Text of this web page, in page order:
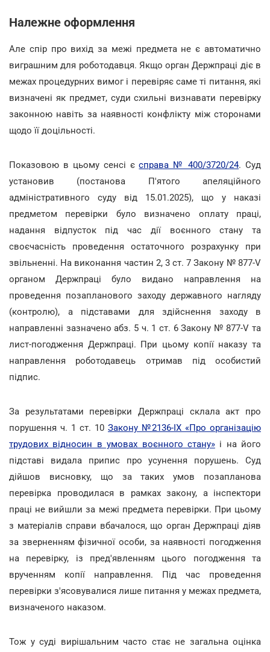
Належне оформлення
Але спір про вихід за межі предмета не є автоматично
виграшним для роботодавця. Якщо орган Держпраці діє в
межах процедурних вимог і перевіряє саме ті питання, які
визначені як предмет, суди схильні визнавати перевірку
законною навіть за наявності конфлікту між сторонами
щодо її доцільності.
Показовою в цьому сенсі єсправа № 400/3720/24. Суд
установив (постанова П'ятого апеляційного
адміністративного суду від 15.01.2025), що у наказі
предметом перевірки було визначено оплату праці,
надання відпусток під час дії воєнного стану та
своєчасність проведення остаточного розрахунку при
звільненні. На виконання частин 2, 3 ст. 7 Закону № 877-V
органом Держпраці було видано направлення на
проведення позапланового заходу державного нагляду
(контролю), а підставами для здійснення заходу в
направленні зазначено абз. 5 ч. 1 ст. 6 Закону № 877-V та
лист-погодження Держпраці. При цьому копії наказу та
направлення роботодавець отримав під особистий
підпис.
За результатами перевірки Держпраці склала акт про
порушення ч. 1 ст. 10 Закону №2136-IX «Про організацію
трудових відносин в умовах воєнного стану»і на його
підставі видала припис про усунення порушень. Суд
дійшов висновку, що за таких умов позапланова
перевірка проводилася в рамках закону, а інспектори
праці не вийшли за межі предмета перевірки. При цьому
з матеріалів справи вбачалося, що орган Держпраці діяв
за зверненням фізичної особи, за наявності погодження
на перевірку, із пред'явленням цього погодження та
врученням копії направлення. Під час проведення
перевірки з'ясовувалися лише питання у межах предмета,
визначеного наказом.
Тож у суді вирішальним часто стає не загальна оцінка